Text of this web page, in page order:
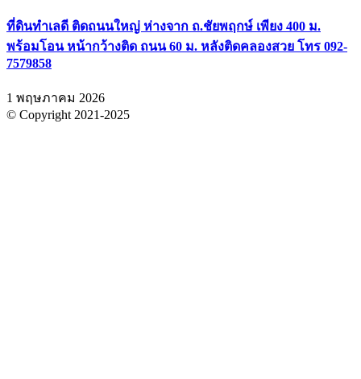
ที่ดินทำเลดี ติดถนนใหญ่ ห่างจาก ถ.ชัยพฤกษ์ เพียง 400 ม.
พร้อมโอน หน้ากว้างติด ถนน 60 ม. หลังติดคลองสวย โทร 092-
7579858
1 พฤษภาคม 2026
© Copyright 2021-2025